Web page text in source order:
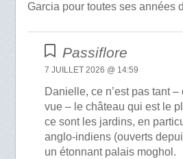
Garcia pour toutes ses années
Passiflore
7 JUILLET 2026 @ 14:59
Danielle, ce n’est pas tant
vue – le château qui est le
ce sont les jardins, en
anglo-indiens (ouverts
un étonnant palais moghol.